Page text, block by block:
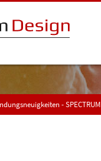
- SPECTRUM